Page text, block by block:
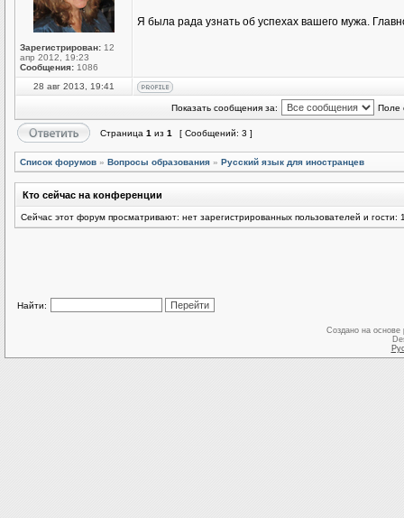
Зарегистрирован: 12
апр 2012, 19:23
Сообщения: 1086
Я была рада узнать об успехах вашего мужа.
28 авг 2013, 19:41
Показать сообщения за: Поле
Страница 1 из 1 [ Сообщений: 3 ]
Список форумов » Вопросы образования » Русский язык для иностранцев
Кто сейчас на конференции
Сейчас этот форум просматривают: нет зарегистрированных пользователей и гости:
Найти:
Создано на основе